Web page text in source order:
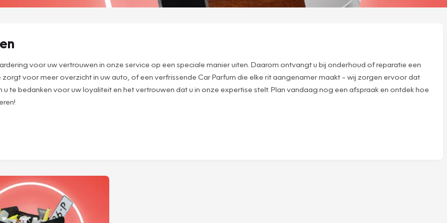
voor uw vertrouwen in onze service op een speciale manier uiten. Daarom ontvangt u bij onderhoud of reparatie een
voor meer overzicht in uw auto, of een verfrissende Car Parfum die elke rit aangenamer maakt – wij zorgen ervoor dat
te bedanken voor uw loyaliteit en het vertrouwen dat u in onze expertise stelt. Plan vandaag nog een afspraak en ontdek hoe